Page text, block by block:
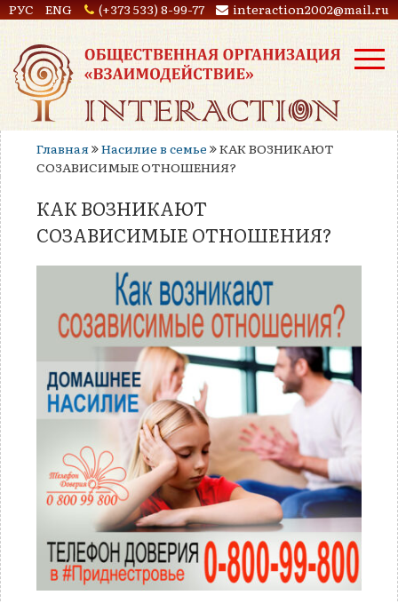
РУС ENG (+373 533) 8-99-77 interaction2002@mail.ru
Главная Насилие в семье
КАК ВОЗНИКАЮТ
СОЗАВИСИМЫЕ ОТНОШЕНИЯ?
КАК ВОЗНИКАЮТ
СОЗАВИСИМЫЕ ОТНОШЕНИЯ?